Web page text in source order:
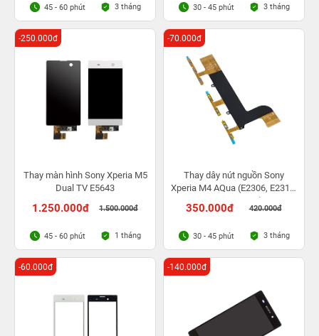
45 - 60 phút 3 tháng 30 - 45 phút 3 tháng
Thay màn hình Sony Xperia M5
Dual TV E5643
1.250.000đ 1.500.000đ
-250.000đ
45 - 60 phút 1 tháng
Thay dây nút nguồn Sony
Xperia M4 AQua (E2306, E2312,
E2333, E2363)
350.000đ 420.000đ
-70.000đ
30 - 45 phút 3 tháng
-60.000đ -140.000đ